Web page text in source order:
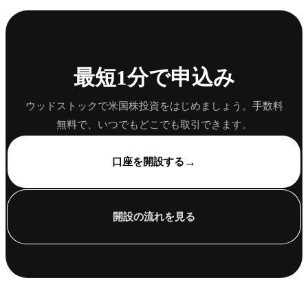
最短1分で申込み
ウッドストックで米国株投資をはじめましょう。手数料
無料で、いつでもどこでも取引できます。
口座を開設する →
開設の流れを見る